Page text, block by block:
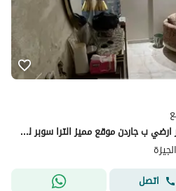
شقة للبيع بكمبوند زايد ديونز دور ارضي ب جاردن موقع مميز الترا سوبر لوكس - القرب من ذا جيت مول واسبانا مول Apartment for sale in Zayed Dunes Compound,
اتصل